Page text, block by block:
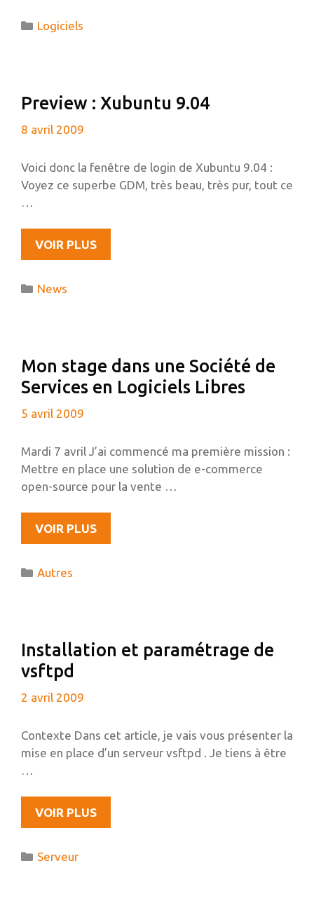
Catégories
Logiciels
Preview : Xubuntu 9.04
8 avril 2009
Voici donc la fenêtre de login de Xubuntu 9.04 :
Voyez ce superbe GDM, très beau, très pur, tout ce
VOIR PLUSPREVIEW
:
Catégories
News
Mon stage dans une Société de
Services en Logiciels Libres
5 avril 2009
Mardi 7 avril J’ai commencé ma première mission :
Mettre en place une solution de e-commerce
open-source pour la vente …
VOIR PLUSMON
STAGE
EN
Catégories
Autres
Installation et paramétrage de
vsftpd
2 avril 2009
Contexte Dans cet article, je vais vous présenter la
mise en place d’un serveur vsftpd . Je tiens à être
VOIR PLUSINSTALLATION
ET
Catégories
Serveur